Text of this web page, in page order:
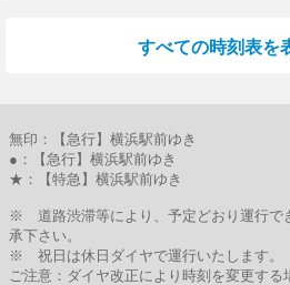
すべての時刻表を
無印：【急行】横浜駅前ゆき
●：【急行】横浜駅前ゆき
★：【特急】横浜駅前ゆき
※ 道路渋滞等により、予定どおり運行で
承下さい。
※ 祝日は休日ダイヤで運行いたします。
ご注意：ダイヤ改正により時刻を変更する